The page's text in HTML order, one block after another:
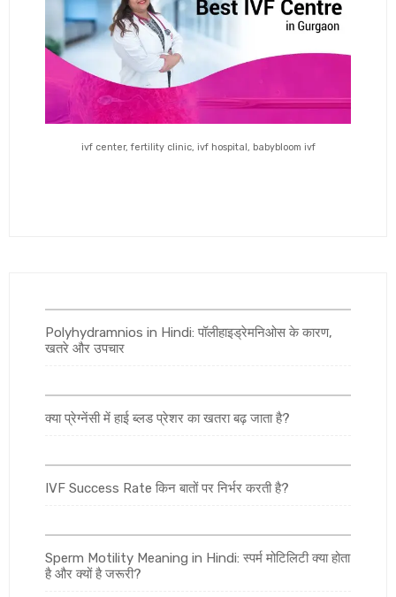
ivf center, fertility clinic, ivf hospital, babybloom ivf
Polyhydramnios in Hindi: पॉलीहाइड्रेमनिओस के कारण,
खतरे और उपचार
क्या प्रेग्नेंसी में हाई ब्लड प्रेशर का खतरा बढ़ जाता है?
IVF Success Rate किन बातों पर निर्भर करती है?
Sperm Motility Meaning in Hindi: स्पर्म मोटिलिटी क्या होता
है और क्यों है जरूरी?